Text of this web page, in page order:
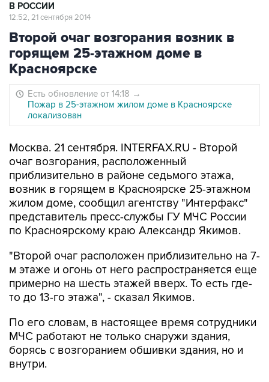
В РОССИИ
12:52, 21 сентября 2014
Второй очаг возгорания возник в
горящем 25-этажном доме в
Красноярске
Есть обновление от 14:18 →
Пожар в 25-этажном жилом доме в Красноярске
локализован
Москва. 21 сентября. INTERFAX.RU - Второй
очаг возгорания, расположенный
приблизительно в районе седьмого этажа,
возник в горящем в Красноярске 25-этажном
жилом доме, сообщил агентству "Интерфакс"
представитель пресс-службы ГУ МЧС России
по Красноярскому краю Александр Якимов.
"Второй очаг расположен приблизительно на 7-
м этаже и огонь от него распространяется еще
примерно на шесть этажей вверх. То есть где-
то до 13-го этажа", - сказал Якимов.
По его словам, в настоящее время сотрудники
МЧС работают не только снаружи здания,
борясь с возгоранием обшивки здания, но и
внутри.